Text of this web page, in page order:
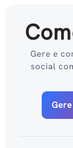
Gere e
social